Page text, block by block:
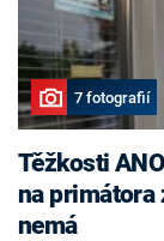
7 fotografií
Těžkosti
na primátora
nemá